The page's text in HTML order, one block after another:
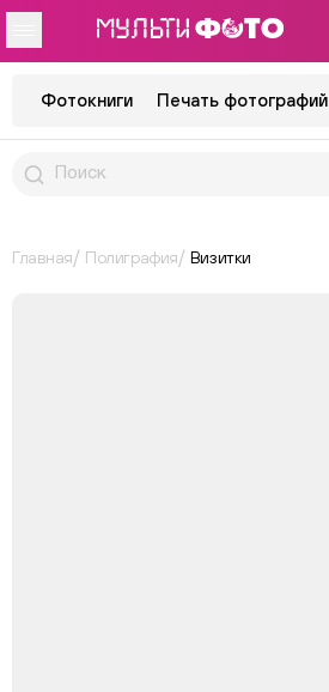
Фотокниги Печать фотографий
Главная Полиграфия Визитки